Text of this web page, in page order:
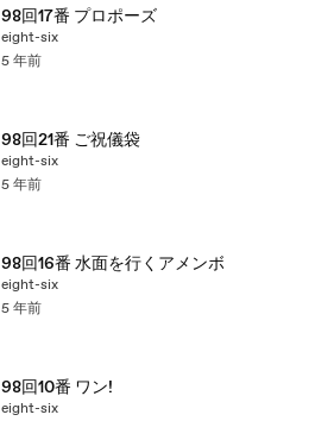
98回17番 プロポーズ
eight-six
5 年前
98回21番 ご祝儀袋
eight-six
5 年前
98回16番 水面を行くアメンボ
eight-six
5 年前
98回10番 ワン!
eight-six